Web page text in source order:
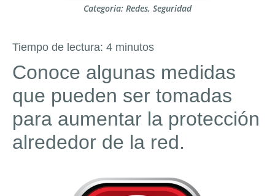
Categoria: Redes, Seguridad
Tiempo de lectura: 4 minutos
Conoce algunas medidas
que pueden ser tomadas
para aumentar la protección
alrededor de la red.